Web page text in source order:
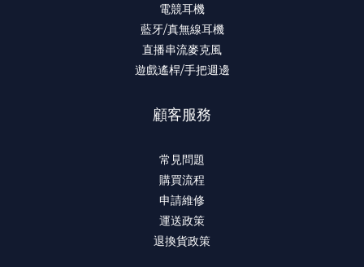
電競耳機
藍牙/真無線耳機
直播串流麥克風
遊戲遙桿/手把週邊
顧客服務
常見問題
購買流程
申請維修
運送政策
退換貨政策